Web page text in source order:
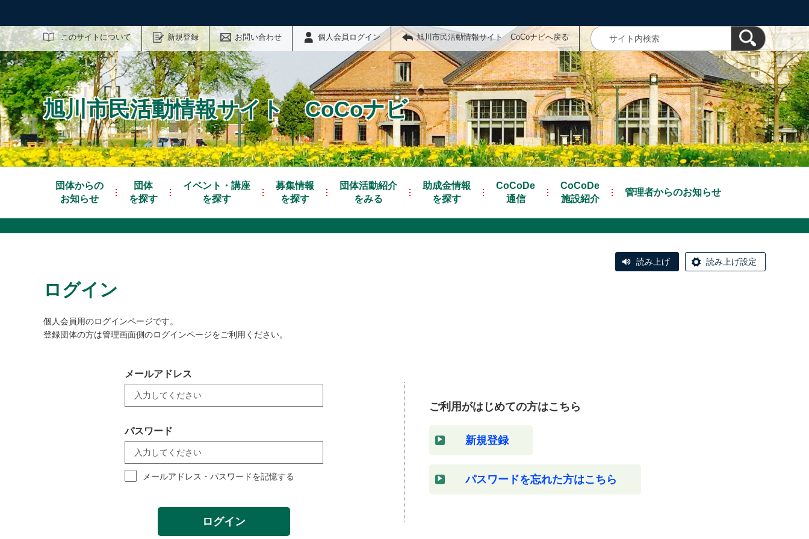
このサイトについて 新規登録 お問い合わせ 個人会員ログイン 旭川市民活動情報サイト CoCoナビへ戻る
サイト内検索
旭川市民活動情報サイト CoCoナビ
団体からの
お知らせ
団体
を探す
イベント・講座
を探す
募集情報
を探す
団体活動紹介
をみる
助成金情報
を探す
CoCoDe
通信
CoCoDe
施設紹介
管理者からのお知らせ
読み上げ 読み上げ設定
ログイン
個人会員用のログインページです。
登録団体の方は管理画面側のログインページをご利用ください。
メールアドレス
パスワード
メールアドレス・パスワードを記憶する
ログイン
ご利用がはじめての方はこちら
新規登録
パスワードを忘れた方はこちら